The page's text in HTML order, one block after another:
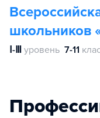
школьников
Ⅰ-Ⅲ уровень 7-11